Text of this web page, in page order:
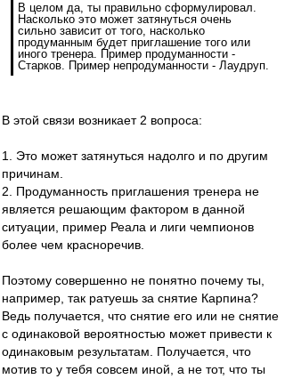
В целом да, ты правильно сформулировал.
Насколько это может затянуться очень
сильно зависит от того, насколько
продуманным будет приглашение того или
иного тренера. Пример продуманности -
Старков. Пример непродуманности - Лаудруп.
В этой связи возникает 2 вопроса:
1. Это может затянуться надолго и по другим
причинам.
2. Продуманность приглашения тренера не
является решающим фактором в данной
ситуации, пример Реала и лиги чемпионов
более чем красноречив.
Поэтому совершенно не понятно почему ты,
например, так ратуешь за снятие Карпина?
Ведь получается, что снятие его или не снятие
с одинаковой вероятностью может привести к
одинаковым результатам. Получается, что
мотив то у тебя совсем иной, а не тот, что ты